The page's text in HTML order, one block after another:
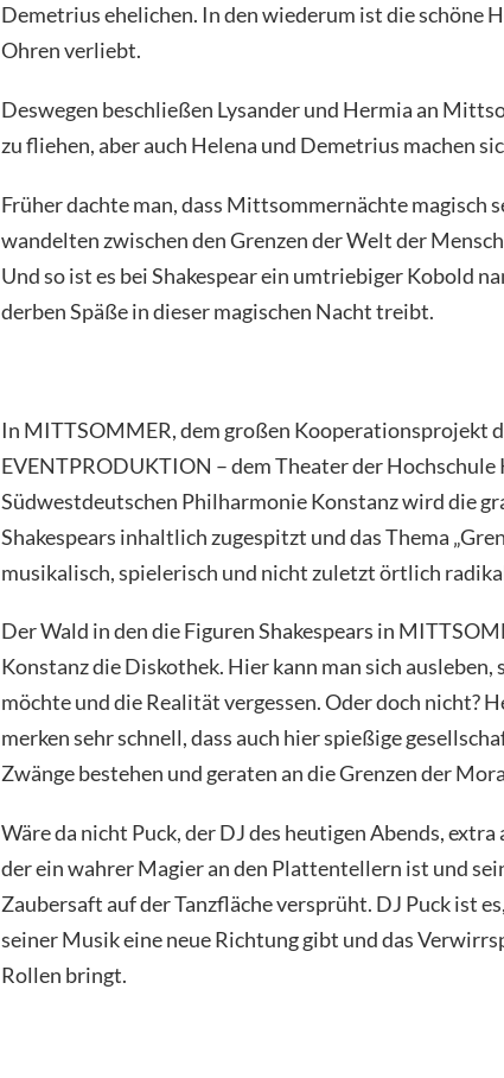
Demetrius ehelichen. In den wiederum ist die schöne
Ohren verliebt.
Deswegen beschließen Lysander und Hermia an
zu fliehen, aber auch Helena und Demetrius machen
Früher dachte man, dass Mittsommernächte magisch
wandelten zwischen den Grenzen der Welt der
Und so ist es bei Shakespear ein umtriebiger Kobold
derben Späße in dieser magischen Nacht treibt.
In MITTSOMMER, dem großen Kooperationsprojekt
EVENTPRODUKTION – dem Theater der Hochschule
Südwestdeutschen Philharmonie Konstanz wird die
Shakespears inhaltlich zugespitzt und das Thema
musikalisch, spielerisch und nicht zuletzt örtlich
Der Wald in den die Figuren Shakespears in
Konstanz die Diskothek. Hier kann man sich ausleben,
möchte und die Realität vergessen. Oder doch nicht?
merken sehr schnell, dass auch hier spießige
Zwänge bestehen und geraten an die Grenzen der
Wäre da nicht Puck, der DJ des heutigen Abends,
der ein wahrer Magier an den Plattentellern ist und
Zaubersaft auf der Tanzfläche versprüht. DJ Puck ist
seiner Musik eine neue Richtung gibt und das
Rollen bringt.